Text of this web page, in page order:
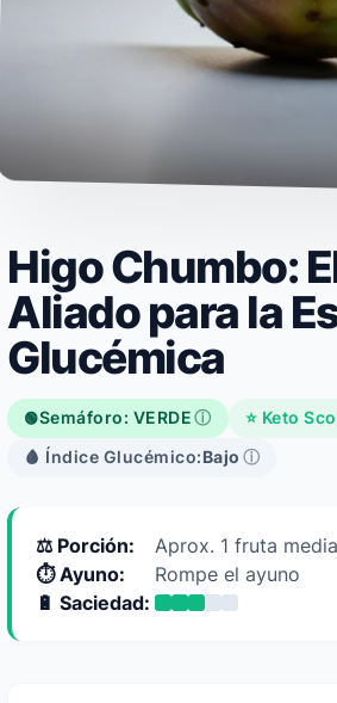
Higo Chumbo:
Aliado para la
Glucémica
🟢Semáforo: VERDEⓘ ⭐ Keto
🩸 Índice Glucémico:Bajo ⓘ
⚖️ Porción:
Aprox. 1 fruta
⏱️ Ayuno:
Rompe el ayuno
🔋 Saciedad: